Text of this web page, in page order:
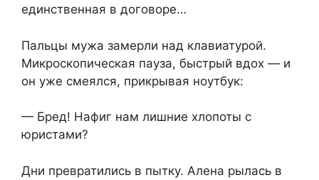
единственная в договоре…
Пальцы мужа замерли над клавиатурой.
Микроскопическая пауза, быстрый вдох — и
он уже смеялся, прикрывая ноутбук:
— Бред! Нафиг нам лишние хлопоты с
юристами?
Дни превратились в пытку. Алена рылась в